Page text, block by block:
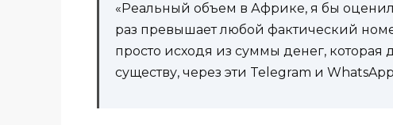
«Реальный объем в Африке, я бы
раз превышает любой фактический
просто исходя из суммы денег, которая
существу, через эти Telegram и